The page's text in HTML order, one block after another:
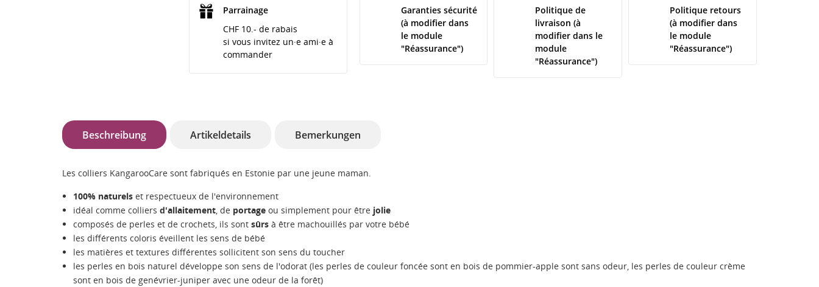
Parrainage
CHF 10.- de rabais
si vous invitez un·e ami·e à
commander
Garanties sécurité
(à modifier dans
le module
"Réassurance")
Politique de
livraison (à
modifier dans le
module
"Réassurance")
Politique retours
(à modifier dans
le module
"Réassurance")
Beschreibung Artikeldetails Bemerkungen
Les colliers KangarooCare sont fabriqués en Estonie par une jeune maman.
100% naturels et respectueux de l'environnement
idéal comme colliers d'allaitement, de portage ou simplement pour être jolie
composés de perles et de crochets, ils sont sûrs à être machouillés par votre bébé
les différents coloris éveillent les sens de bébé
les matières et textures différentes sollicitent son sens du toucher
les perles en bois naturel développe son sens de l'odorat (les perles de couleur foncée sont en bois de pommier-apple sont sans odeur, les perles de couleur crème
sont en bois de genévrier-juniper avec une odeur de la forêt)